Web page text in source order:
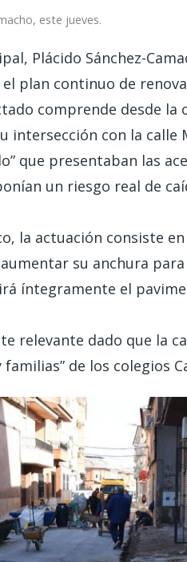
este jueves.
Plácido Sánchez-
plan continuo de
comprende desde la
intersección con la calle
que presentaban las
un riesgo real de
la actuación consiste
su anchura
íntegramente el
relevante dado que la
de los colegios